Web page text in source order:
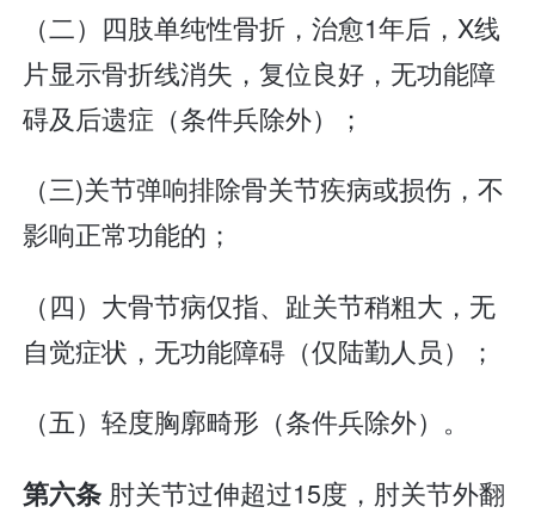
（二）四肢单纯性骨折，治愈1年后，X线
片显示骨折线消失，复位良好，无功能障
碍及后遗症（条件兵除外）；
（三)关节弹响排除骨关节疾病或损伤，不
影响正常功能的；
（四）大骨节病仅指、趾关节稍粗大，无
自觉症状，无功能障碍（仅陆勤人员）；
（五）轻度胸廓畸形（条件兵除外）。
第六条 肘关节过伸超过15度，肘关节外翻